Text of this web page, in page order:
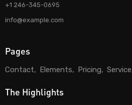
+1 246-345-0695
info@example.com
Pages
Contact Elements Pricing Service
The Highlights